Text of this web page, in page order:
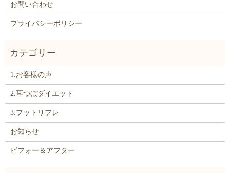
お問い合わせ
プライバシーポリシー
1.お客様の声
2.耳つぼダイエット
3.フットリフレ
お知らせ
ビフォー＆アフター